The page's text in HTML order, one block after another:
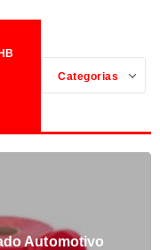
Categorias
Automotivo